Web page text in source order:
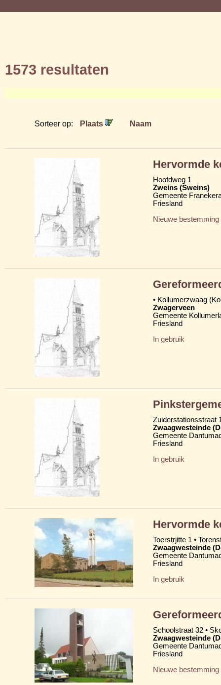
1573 resultaten
Sorteer op: Plaats Naam
Hervormde
Hoofdweg 1
Zweins (Sweins)
Gemeente
Friesland
Nieuwe bestemming
• Kollumerzwaag
Zwagerveen
Gemeente
Friesland
In gebruik
Zuiderstationsstraat
Zwaagwesteinde
Gemeente
Friesland
In gebruik
Hervormde
Toerstrjitte 1 •
Zwaagwesteinde
Gemeente
Friesland
In gebruik
Schoolstraat 32 •
Zwaagwesteinde
Gemeente
Friesland
Nieuwe bestemming